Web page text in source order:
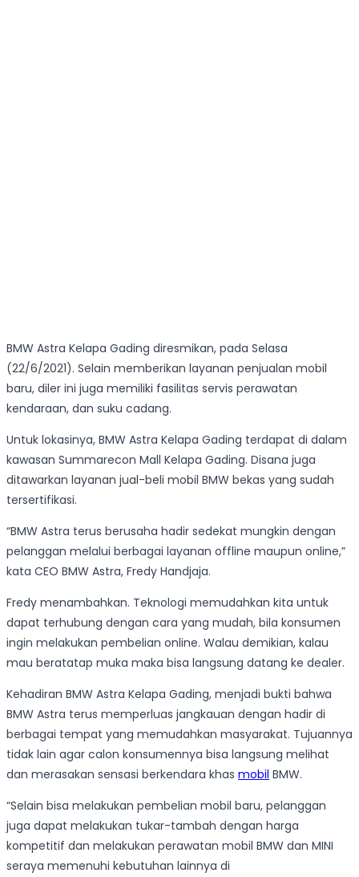
BMW Astra Kelapa Gading diresmikan, pada Selasa
(22/6/2021). Selain memberikan layanan penjualan mobil
baru, diler ini juga memiliki fasilitas servis perawatan
kendaraan, dan suku cadang.
Untuk lokasinya, BMW Astra Kelapa Gading terdapat di dalam
kawasan Summarecon Mall Kelapa Gading. Disana juga
ditawarkan layanan jual-beli mobil BMW bekas yang sudah
tersertifikasi.
“BMW Astra terus berusaha hadir sedekat mungkin dengan
pelanggan melalui berbagai layanan offline maupun online,”
kata CEO BMW Astra, Fredy Handjaja.
Fredy menambahkan. Teknologi memudahkan kita untuk
dapat terhubung dengan cara yang mudah, bila konsumen
ingin melakukan pembelian online. Walau demikian, kalau
mau beratatap muka maka bisa langsung datang ke dealer.
Kehadiran BMW Astra Kelapa Gading, menjadi bukti bahwa
BMW Astra terus memperluas jangkauan dengan hadir di
berbagai tempat yang memudahkan masyarakat. Tujuannya
tidak lain agar calon konsumennya bisa langsung melihat
dan merasakan sensasi berkendara khas mobil BMW.
“Selain bisa melakukan pembelian mobil baru, pelanggan
juga dapat melakukan tukar-tambah dengan harga
kompetitif dan melakukan perawatan mobil BMW dan MINI
seraya memenuhi kebutuhan lainnya di